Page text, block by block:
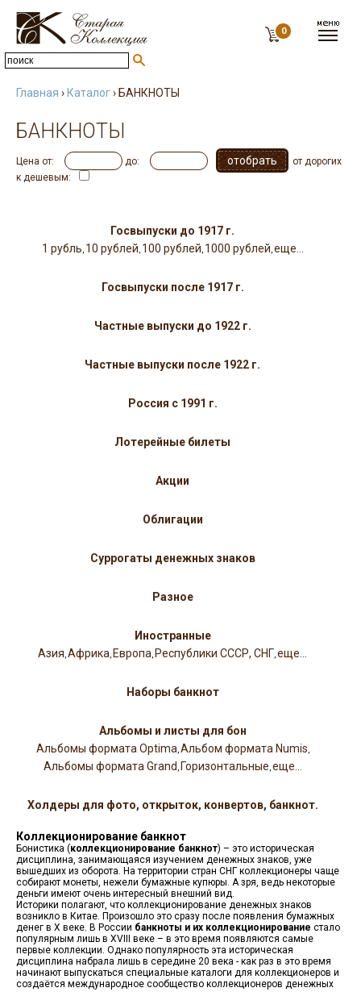
0
Главная › Каталог› БАНКНОТЫ
БАНКНОТЫ
Цена от: до:
от дорогих
к дешевым:
Госвыпуски до 1917 г.
1 рубль, 10 рублей, 100 рублей, 1000 рублей,еще...
Госвыпуски после 1917 г.
Частные выпуски до 1922 г.
Частные выпуски после 1922 г.
Россия с 1991 г.
Лотерейные билеты
Акции
Облигации
Суррогаты денежных знаков
Разное
Иностранные
Азия,Африка, Европа, Республики СССР, СНГ,еще...
Наборы банкнот
Альбомы и листы для бон
Альбомы формата Optima,Альбом формата Numis,
Альбомы формата Grand , Горизонтальные,еще...
Холдеры для фото, открыток, конвертов, банкнот.
Коллекционирование банкнот
Бонистика (коллекционирование банкнот) – это историческая
дисциплина, занимающаяся изучением денежных знаков, уже
вышедших из оборота. На территории стран СНГ коллекционеры чаще
собирают монеты, нежели бумажные купюры. А зря, ведь некоторые
деньги имеют очень интересный внешний вид.
Историки полагают, что коллекционирование денежных знаков
возникло в Китае. Произошло это сразу после появления бумажных
денег в X веке. В России банкноты и их коллекционирование стало
популярным лишь в XVIII веке – в это время появляются самые
первые коллекции. Однако популярность эта историческая
дисциплина набрала лишь в середине 20 века - как раз в это время
начинают выпускаться специальные каталоги для коллекционеров и
создаётся международное сообщество коллекционеров денежных